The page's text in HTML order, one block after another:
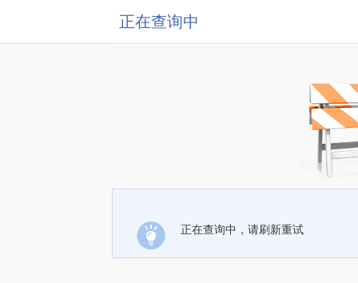
正在查询中
正在查询中，请刷新重试